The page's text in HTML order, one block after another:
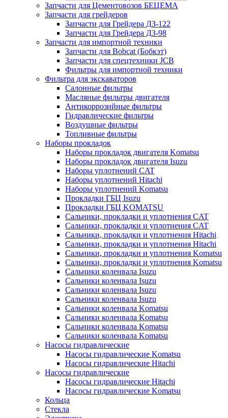
Запчасти для Цементовозов БЕЦЕМА
Запчасти для грейдеров
Запчасти для Грейдера ДЗ-122
Запчасти для Грейдера ДЗ-98
Запчасти для импортной техники
Запчасти для Bobcat (Бобкэт)
Запчасти для спецтехники JCB
Фильтры для импортной техники
Фильтра для экскаваторов
Салонные фильтры
Масляные фильтры двигателя
Антикоррозийные фильтры
Гидравлические фильтры
Воздушные фильтры
Топливные фильтры
Наборы прокладок
Наборы прокладок двигателя Komatsu
Наборы прокладок двигателя Isuzu
Наборы уплотнений CAT
Наборы уплотнений Hitachi
Наборы уплотнений Komatsu
Прокладки ГБЦ Isuzu
Прокладки ГБЦ KOMATSU
Сальники, прокладки и уплотнения CAT
Сальники, прокладки и уплотнения CAT
Сальники, прокладки и уплотнения Hitachi
Сальники, прокладки и уплотнения Hitachi
Сальники, прокладки и уплотнения Komatsu
Сальники, прокладки и уплотнения Komatsu
Сальники коленвала Isuzu
Сальники коленвала Isuzu
Сальники коленвала Isuzu
Сальники коленвала Isuzu
Сальники коленвала Komatsu
Сальники коленвала Komatsu
Сальники коленвала Komatsu
Сальники коленвала Komatsu
Насосы гидравлические
Насосы гидравлические Komatsu
Насосы гидравлические Hitachi
Насосы гидравлические
Насосы гидравлические Hitachi
Насосы гидравлические Komatsu
Кольца
Стекла